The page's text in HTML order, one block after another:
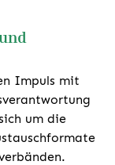
Impuls mit
um die